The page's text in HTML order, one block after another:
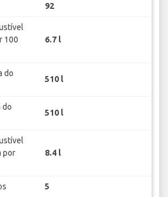
92
100
6.7 l
do
510 l
do
510 l
por
8.4 l
5